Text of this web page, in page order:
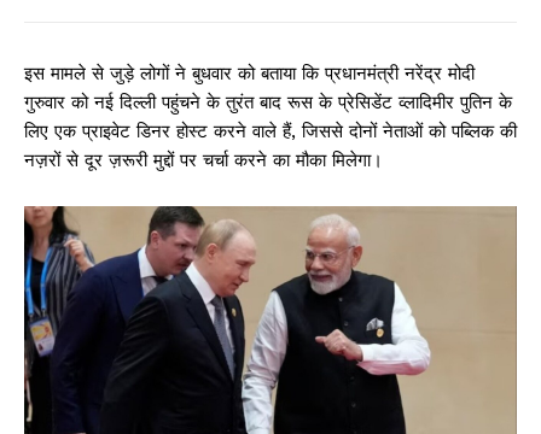
इस मामले से जुड़े लोगों ने बुधवार को बताया कि प्रधानमंत्री नरेंद्र मोदी
गुरुवार को नई दिल्ली पहुंचने के तुरंत बाद रूस के प्रेसिडेंट व्लादिमीर पुतिन के
लिए एक प्राइवेट डिनर होस्ट करने वाले हैं, जिससे दोनों नेताओं को पब्लिक की
नज़रों से दूर ज़रूरी मुद्दों पर चर्चा करने का मौका मिलेगा।